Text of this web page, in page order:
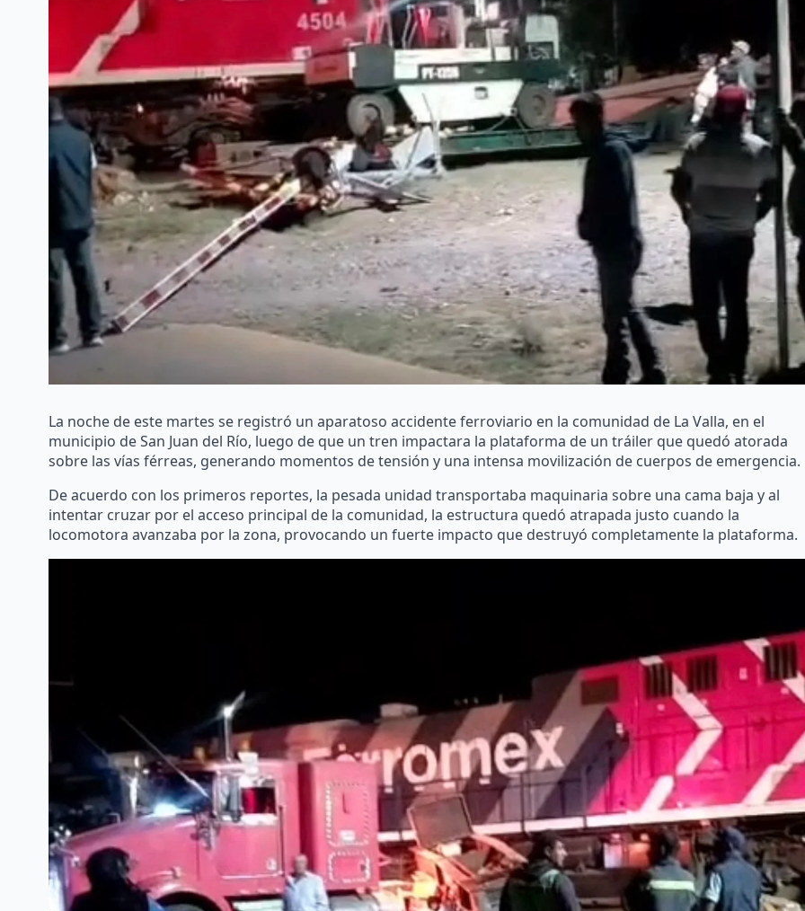
La noche de este martes se registró un aparatoso accidente ferroviario en la comunidad de La Valla, en el
municipio de San Juan del Río, luego de que un tren impactara la plataforma de un tráiler que quedó atorada
sobre las vías férreas, generando momentos de tensión y una intensa movilización de cuerpos de emergencia.
De acuerdo con los primeros reportes, la pesada unidad transportaba maquinaria sobre una cama baja y al
intentar cruzar por el acceso principal de la comunidad, la estructura quedó atrapada justo cuando la
locomotora avanzaba por la zona, provocando un fuerte impacto que destruyó completamente la plataforma.